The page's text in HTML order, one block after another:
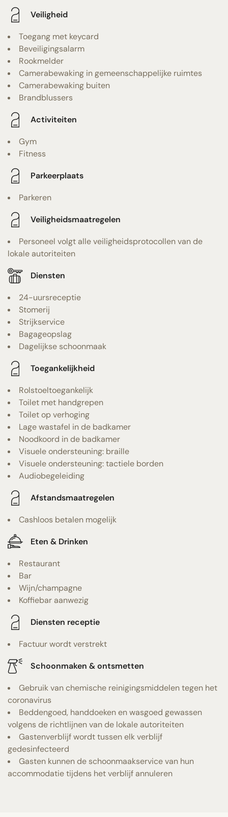
Veiligheid
Toegang met keycard
Beveiligingsalarm
Rookmelder
Camerabewaking in gemeenschappelijke ruimtes
Camerabewaking buiten
Brandblussers
Activiteiten
Gym
Fitness
Parkeerplaats
Parkeren
Veiligheidsmaatregelen
Personeel volgt alle veiligheidsprotocollen van de
lokale autoriteiten
Diensten
24-uursreceptie
Stomerij
Strijkservice
Bagageopslag
Dagelijkse schoonmaak
Toegankelijkheid
Rolstoeltoegankelijk
Toilet met handgrepen
Toilet op verhoging
Lage wastafel in de badkamer
Noodkoord in de badkamer
Visuele ondersteuning: braille
Visuele ondersteuning: tactiele borden
Audiobegeleiding
Afstandsmaatregelen
Cashloos betalen mogelijk
Eten & Drinken
Restaurant
Bar
Wijn/champagne
Koffiebar aanwezig
Diensten receptie
Factuur wordt verstrekt
Schoonmaken & ontsmetten
Gebruik van chemische reinigingsmiddelen tegen het
coronavirus
Beddengoed, handdoeken en wasgoed gewassen
volgens de richtlijnen van de lokale autoriteiten
Gastenverblijf wordt tussen elk verblijf
gedesinfecteerd
Gasten kunnen de schoonmaakservice van hun
accommodatie tijdens het verblijf annuleren